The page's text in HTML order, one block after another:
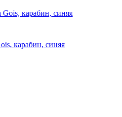
карабин, синяя